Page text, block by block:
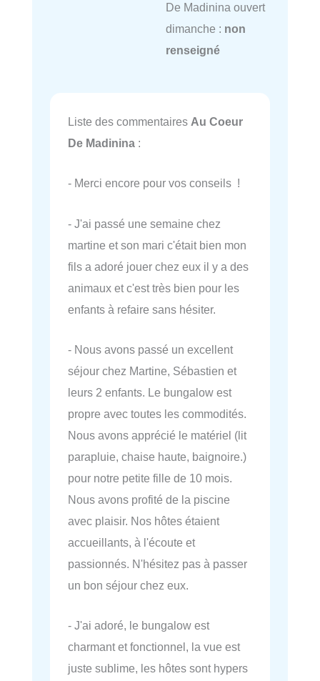
De Madinina ouvert
dimanche : non
renseigné
Liste des commentaires Au Coeur
De Madinina :
- Merci encore pour vos conseils !
- J'ai passé une semaine chez
martine et son mari c'était bien mon
fils a adoré jouer chez eux il y a des
animaux et c'est très bien pour les
enfants à refaire sans hésiter.
- Nous avons passé un excellent
séjour chez Martine, Sébastien et
leurs 2 enfants. Le bungalow est
propre avec toutes les commodités.
Nous avons apprécié le matériel (lit
parapluie, chaise haute, baignoire.)
pour notre petite fille de 10 mois.
Nous avons profité de la piscine
avec plaisir. Nos hôtes étaient
accueillants, à l'écoute et
passionnés. N'hésitez pas à passer
un bon séjour chez eux.
- J'ai adoré, le bungalow est
charmant et fonctionnel, la vue est
juste sublime, les hôtes sont hypers